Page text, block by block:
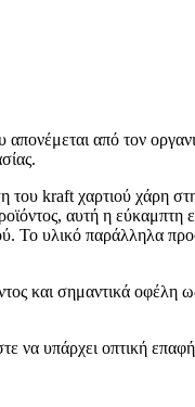
απονέμεται από τον
του kraft χαρτιού χάρη
αυτή η εύκαμπτη
Το υλικό παράλληλα
και σημαντικά οφέλη
να υπάρχει οπτική